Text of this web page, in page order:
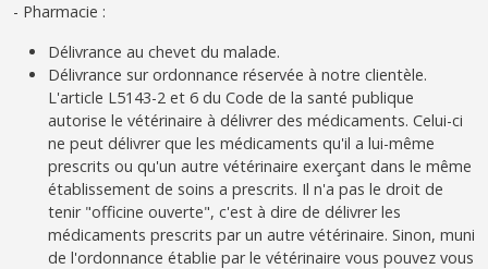
- Pharmacie :
Délivrance au chevet du malade.
Délivrance sur ordonnance réservée à notre clientèle.
L'article L5143-2 et 6 du Code de la santé publique
autorise le vétérinaire à délivrer des médicaments. Celui-ci
ne peut délivrer que les médicaments qu'il a lui-même
prescrits ou qu'un autre vétérinaire exerçant dans le même
établissement de soins a prescrits. Il n'a pas le droit de
tenir "officine ouverte", c'est à dire de délivrer les
médicaments prescrits par un autre vétérinaire. Sinon, muni
de l'ordonnance établie par le vétérinaire vous pouvez vous